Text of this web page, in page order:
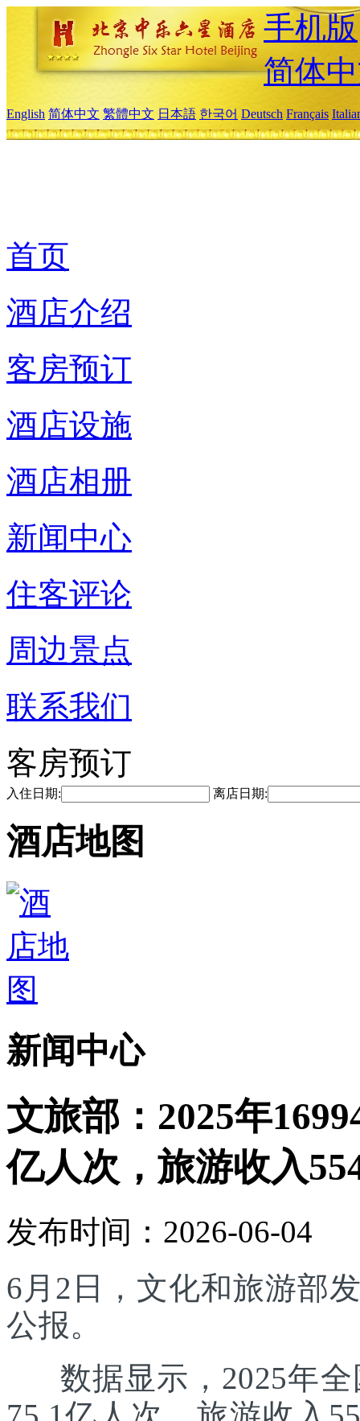
手机版
简体
English 简体中文 繁體中文 日本語 한국어 Deutsch Français
首页
酒店介绍
客房预订
酒店设施
酒店相册
新闻中心
住客评论
周边景点
联系我们
客房预订
入住日期: 离店日期:
酒店地图
新闻中心
文旅部：2025年
亿人次，旅游收入
发布时间：2026-06-04
6月2日，文化和旅游部
公报。
数据显示，2025年全